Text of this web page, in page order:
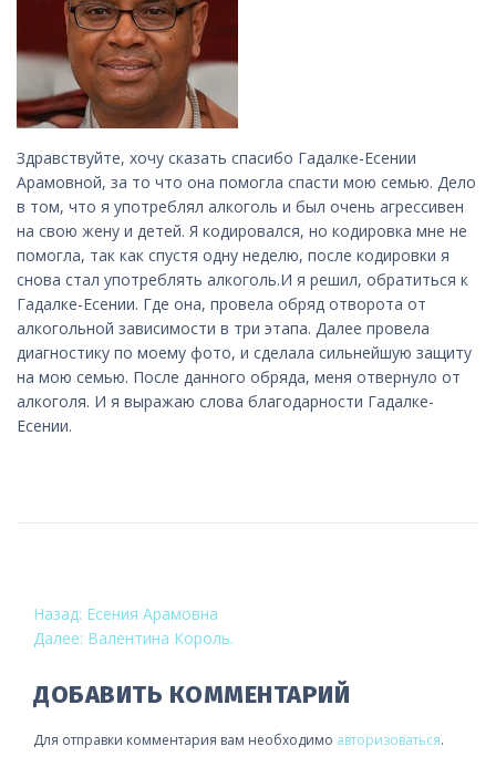
Здравствуйте, хочу сказать спасибо Гадалке-Есении
Арамовной, за то что она помогла спасти мою семью. Дело
в том, что я употреблял алкоголь и был очень агрессивен
на свою жену и детей. Я кодировался, но кодировка мне не
помогла, так как спустя одну неделю, после кодировки я
снова стал употреблять алкоголь.И я решил, обратиться к
Гадалке-Есении. Где она, провела обряд отворота от
алкогольной зависимости в три этапа. Далее провела
диагностику по моему фото, и сделала сильнейшую защиту
на мою семью. После данного обряда, меня отвернуло от
алкоголя. И я выражаю слова благодарности Гадалке-
Есении.
НАВИГАЦИЯ
ПО
ЗАПИСЯМ
Назад: Есения Арамовна
Далее: Валентина Король.
ДОБАВИТЬ КОММЕНТАРИЙ
Для отправки комментария вам необходимо авторизоваться.